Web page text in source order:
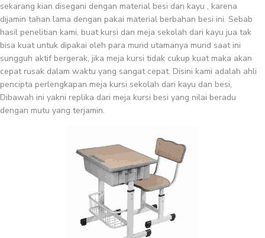
sekarang kian disegani dengan material besi dan kayu , karena
dijamin tahan lama dengan pakai material berbahan besi ini. Sebab
hasil penelitian kami, buat kursi dan meja sekolah dari kayu jua tak
bisa kuat untuk dipakai oleh para murid utamanya murid saat ini
sungguh aktif bergerak, jika meja kursi tidak cukup kuat maka akan
cepat rusak dalam waktu yang sangat cepat. Disini kami adalah ahli
pencipta perlengkapan meja kursi sekolah dari kayu dan besi,
Dibawah ini yakni replika dari meja kursi besi yang nilai beradu
dengan mutu yang terjamin.